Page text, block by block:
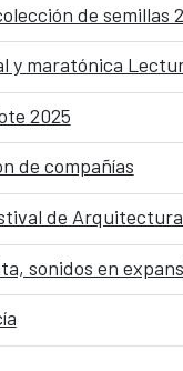
de semillas
maratónica
2025
de compañías
de
sonidos en